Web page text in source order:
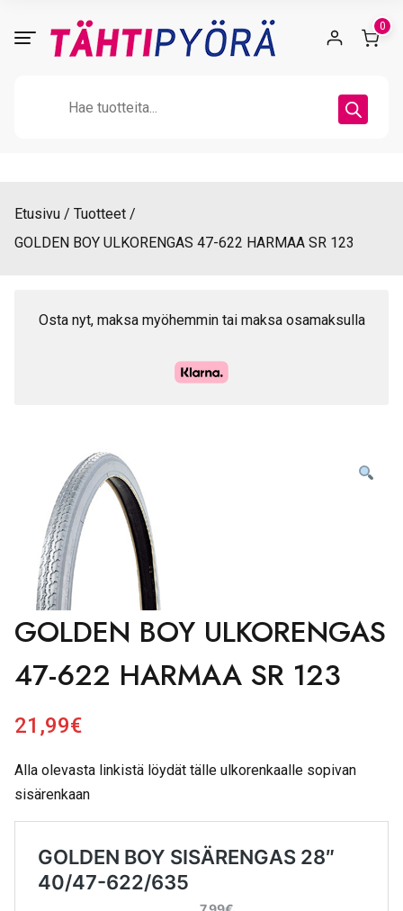
0
Etusivu
Tuotteet
GOLDEN BOY ULKORENGAS 47-622 HARMAA SR 123
Osta nyt, maksa myöhemmin tai maksa osamaksulla
GOLDEN BOY ULKORENGAS
47-622 HARMAA SR 123
21,99€
Alla olevasta linkistä löydät tälle ulkorenkaalle sopivan
sisärenkaan